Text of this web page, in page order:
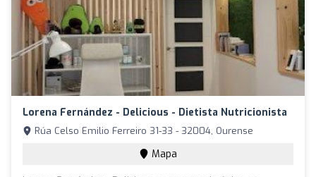
Lorena Fernández - Delicious - Dietista Nutricionista
Rúa Celso Emilio Ferreiro 31-33 - 32004, Ourense
Mapa